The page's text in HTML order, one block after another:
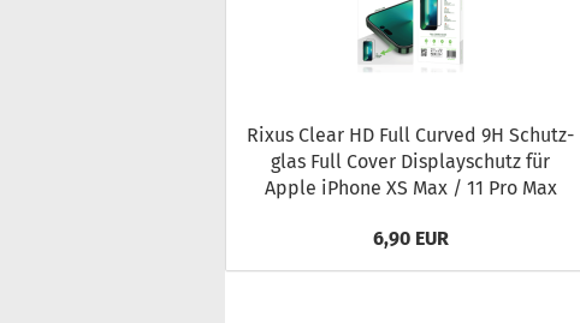
Rixus Clear HD Full Cur­ved 9H Schutz­
glas Full Cover Dis­play­schutz für
Apple iPho­ne XS Max / 11 Pro Max
6,90 EUR